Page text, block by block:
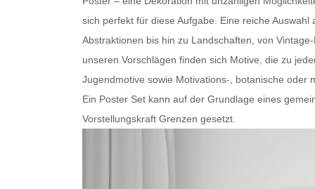
sich perfekt für diese Aufgabe. Eine reiche
Abstraktionen bis hin zu Landschaften, von
unseren Vorschlägen finden sich Motive, die zu
Jugendmotive sowie Motivations-, botanische oder
Ein Poster Set kann auf der Grundlage eines
Vorstellungskraft Grenzen gesetzt.